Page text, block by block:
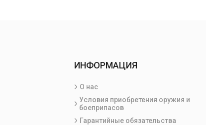
ИНФОРМАЦИЯ
О нас
Условия приобретения оружия и
боеприпасов
Гарантийные обязательства